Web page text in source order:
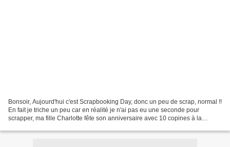
Bonsoir, Aujourd'hui c'est Scrapbooking Day, donc un peu de scrap, normal !!
En fait je triche un peu car en réalité je n'ai pas eu une seconde pour
scrapper, ma fille Charlotte fête son anniversaire avec 10 copines à la